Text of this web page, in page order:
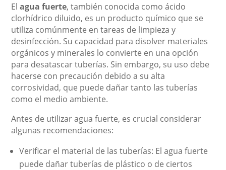
Elagua fuerte, también conocida como ácido
clorhídrico diluido, es un producto químico que se
utiliza comúnmente en tareas de limpieza y
desinfección. Su capacidad para disolver materiales
orgánicos y minerales lo convierte en una opción
para desatascar tuberías. Sin embargo, su uso debe
hacerse con precaución debido a su alta
corrosividad, que puede dañar tanto las tuberías
como el medio ambiente.
Antes de utilizar agua fuerte, es crucial considerar
algunas recomendaciones:
Verificar el material de las tuberías: El agua fuerte
puede dañar tuberías de plástico o de ciertos